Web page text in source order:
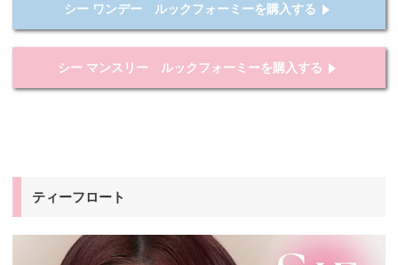
シー ワンデー ルックフォーミーを購入する
シー マンスリー ルックフォーミーを購入する
ティーフロート